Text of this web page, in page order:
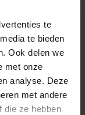
te
te bieden
Ook delen we
met onze
analyse. Deze
met andere
die ze hebben